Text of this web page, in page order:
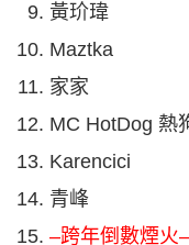
黃玠瑋
Maztka
家家
MC HotDog 熱
Karencici
青峰
–跨年倒數煙火–